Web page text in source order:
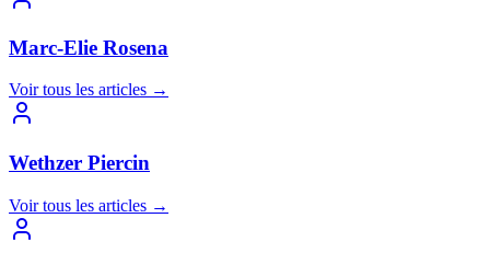
Marc-Elie Rosena
Voir tous les articles →
Wethzer Piercin
Voir tous les articles →